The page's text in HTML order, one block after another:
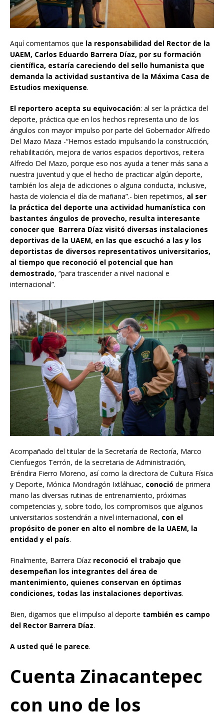
Aquí comentamos que la responsabilidad del Rector de la
UAEM, Carlos Eduardo Barrera Díaz, por su formación
científica, estaría careciendo del sello humanista que
demanda la actividad sustantiva de la Máxima Casa de
Estudios mexiquense.
El reportero acepta su equivocación: al ser la práctica del
deporte, práctica que en los hechos representa uno de los
ángulos con mayor impulso por parte del Gobernador Alfredo
Del Mazo Maza -“Hemos estado impulsando la construcción,
rehabilitación, mejora de varios espacios deportivos, reitera
Alfredo Del Mazo, porque eso nos ayuda a tener más sana a
nuestra juventud y que el hecho de practicar algún deporte,
también los aleja de adicciones o alguna conducta, inclusive,
hasta de violencia el día de mañana”.- bien repetimos, al ser
la práctica del deporte una actividad humanística con
bastantes ángulos de provecho, resulta interesante
conocer que Barrera Díaz visitó diversas instalaciones
deportivas de la UAEM, en las que escuchó a las y los
deportistas de diversos representativos universitarios,
al tiempo que reconoció el potencial que han
demostrado, “para trascender a nivel nacional e
internacional”.
Acompañado del titular de la Secretaría de Rectoría, Marco
Cienfuegos Terrón, de la secretaria de Administración,
Eréndira Fierro Moreno, así como la directora de Cultura Física
y Deporte, Mónica Mondragón Ixtláhuac, conoció de primera
mano las diversas rutinas de entrenamiento, próximas
competencias y, sobre todo, los compromisos que algunos
universitarios sostendrán a nivel internacional, con el
propósito de poner en alto el nombre de la UAEM, la
entidad y el país.
Finalmente, Barrera Díaz reconoció el trabajo que
desempeñan los integrantes del área de
mantenimiento, quienes conservan en óptimas
condiciones, todas las instalaciones deportivas.
Bien, digamos que el impulso al deporte también es campo
del Rector Barrera Díaz.
A usted qué le parece.
Cuenta Zinacantepec
con uno de los